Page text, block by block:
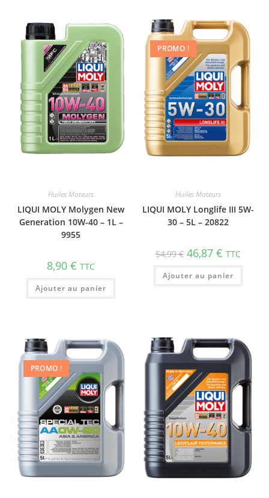
Huiles Moteurs
LIQUI MOLY Molygen New
Gene­ra­tion 10W-40 – 1L –
9955
8,90€ TTC
Ajouter au panier
PROMO !
Huiles Moteurs
LIQUI MOLY Longlife III 5W-
30 – 5L – 20822
54,99€ 46,87 € TTC
Ajouter au panier
PROMO !